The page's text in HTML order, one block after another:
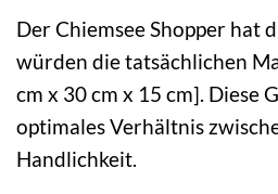
Der Chiemsee Shopper hat
würden die tatsächlichen
cm x 30 cm x 15 cm]. Diese
optimales Verhältnis
Handlichkeit.